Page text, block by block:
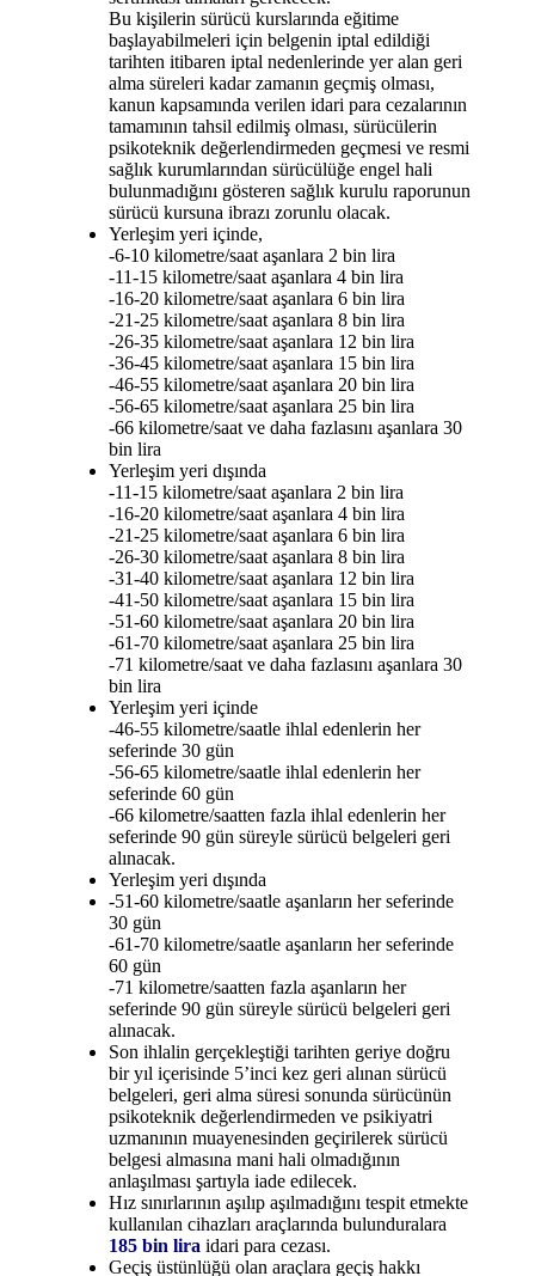
Bu kişilerin sürücü kurslarında eğitime
başlayabilmeleri için belgenin iptal edildiği
tarihten itibaren iptal nedenlerinde yer alan geri
alma süreleri kadar zamanın geçmiş olması,
kanun kapsamında verilen idari para cezalarının
tamamının tahsil edilmiş olması, sürücülerin
psikoteknik değerlendirmeden geçmesi ve resmi
sağlık kurumlarından sürücülüğe engel hali
bulunmadığını gösteren sağlık kurulu raporunun
sürücü kursuna ibrazı zorunlu olacak.
Yerleşim yeri içinde,
-6-10 kilometre/saat aşanlara 2 bin lira
-11-15 kilometre/saat aşanlara 4 bin lira
-16-20 kilometre/saat aşanlara 6 bin lira
-21-25 kilometre/saat aşanlara 8 bin lira
-26-35 kilometre/saat aşanlara 12 bin lira
-36-45 kilometre/saat aşanlara 15 bin lira
-46-55 kilometre/saat aşanlara 20 bin lira
-56-65 kilometre/saat aşanlara 25 bin lira
-66 kilometre/saat ve daha fazlasını aşanlara 30
bin lira
Yerleşim yeri dışında
-11-15 kilometre/saat aşanlara 2 bin lira
-16-20 kilometre/saat aşanlara 4 bin lira
-21-25 kilometre/saat aşanlara 6 bin lira
-26-30 kilometre/saat aşanlara 8 bin lira
-31-40 kilometre/saat aşanlara 12 bin lira
-41-50 kilometre/saat aşanlara 15 bin lira
-51-60 kilometre/saat aşanlara 20 bin lira
-61-70 kilometre/saat aşanlara 25 bin lira
-71 kilometre/saat ve daha fazlasını aşanlara 30
bin lira
Yerleşim yeri içinde
-46-55 kilometre/saatle ihlal edenlerin her
seferinde 30 gün
-56-65 kilometre/saatle ihlal edenlerin her
seferinde 60 gün
-66 kilometre/saatten fazla ihlal edenlerin her
seferinde 90 gün süreyle sürücü belgeleri geri
alınacak.
Yerleşim yeri dışında
-51-60 kilometre/saatle aşanların her seferinde
30 gün
-61-70 kilometre/saatle aşanların her seferinde
60 gün
-71 kilometre/saatten fazla aşanların her
seferinde 90 gün süreyle sürücü belgeleri geri
alınacak.
Son ihlalin gerçekleştiği tarihten geriye doğru
bir yıl içerisinde 5’inci kez geri alınan sürücü
belgeleri, geri alma süresi sonunda sürücünün
psikoteknik değerlendirmeden ve psikiyatri
uzmanının muayenesinden geçirilerek sürücü
belgesi almasına mani hali olmadığının
anlaşılması şartıyla iade edilecek.
Hız sınırlarının aşılıp aşılmadığını tespit etmekte
kullanılan cihazları araçlarında bulunduralara
185 bin lira idari para cezası.
Geçiş üstünlüğü olan araçlara geçiş hakkı